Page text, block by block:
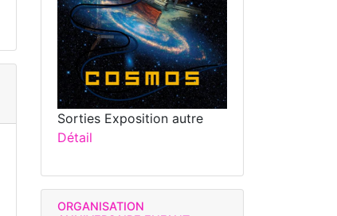
Sorties Exposition autre
Détail
ORGANISATION